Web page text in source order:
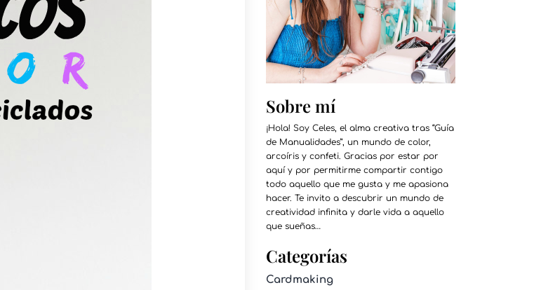
Sobre mí
¡Hola! Soy Celes, el alma creativa tras “Guía
de Manualidades”, un mundo de color,
arcoíris y confeti. Gracias por estar por
aquí y por permitirme compartir contigo
todo aquello que me gusta y me apasiona
hacer. Te invito a descubrir un mundo de
creatividad infinita y darle vida a aquello
que sueñas…
Categorías
Cardmaking